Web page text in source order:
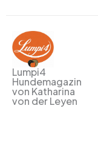
Lumpi4
Hundemagazin
von Katharina
von der Leyen